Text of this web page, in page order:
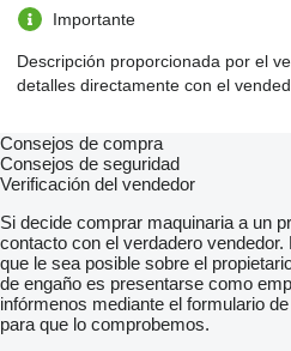
Importante
Descripción proporcionada por el
detalles directamente con el
Consejos de compra
Consejos de seguridad
Verificación del vendedor
Si decide comprar maquinaria a un
contacto con el verdadero
que le sea posible sobre el
de engaño es presentarse como
infórmenos mediante el formulario
para que lo comprobemos.